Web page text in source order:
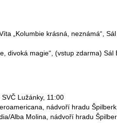
„Kolumbie krásná, neznámá“,
divoká magie“, (vstup zdarma)
Lužánky, 11:00
nádvoří hradu
Alba Molina, nádvoří hradu